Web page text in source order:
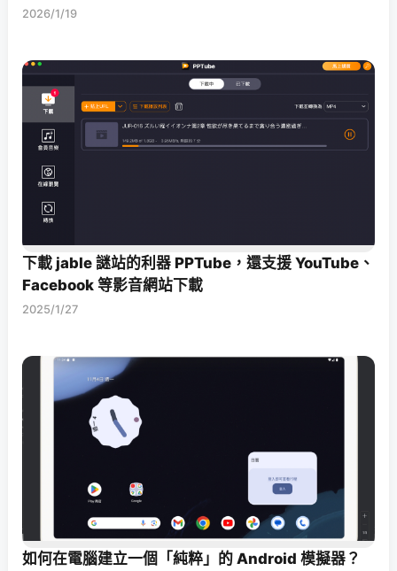
2026/1/19
下載 jable 謎站的利器 PPTube，還支援 YouTube、
Facebook 等影音網站下載
2025/1/27
如何在電腦建立一個「純粹」的 Android 模擬器？